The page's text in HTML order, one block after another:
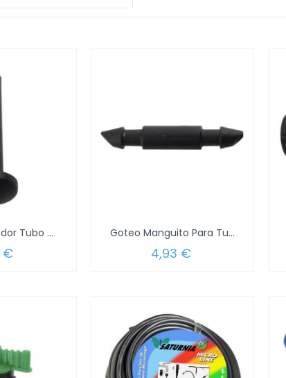
Goteo Perforador Tubo (Blister 1 Pieza)
€
Goteo Manguito Para Tubo 1/4" (Blister 5...
4,93 €